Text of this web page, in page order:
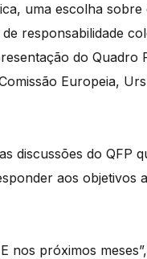
uma escolha
responsabilidade
do Quadro
Europeia,
discussões do QFP
aos objetivos
nos próximos